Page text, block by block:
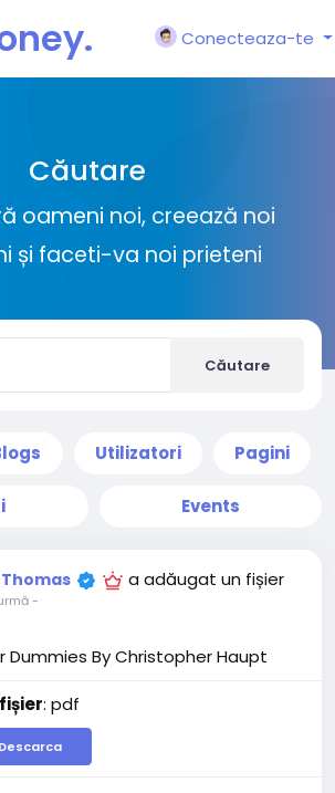
Conecteaza-te
Căutare
oameni noi, creează noi
și faceti-va noi prieteni
Căutare
Utilizatori Pagini
Events
a adăugat un fișier
-
Dummies By Christopher Haupt
: pdf
Descarca